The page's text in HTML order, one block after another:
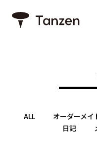
ALL オーダーメイ
日記